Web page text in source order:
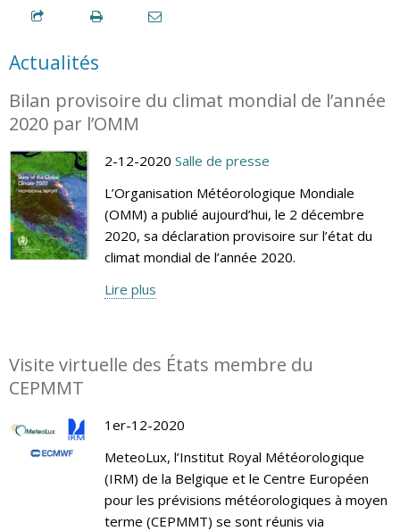
Actualités
Bilan provisoire du climat mondial de l’année
2020 par l’OMM
2-12-2020 Salle de presse
L’Organisation Météorologique Mondiale
(OMM) a publié aujourd’hui, le 2 décembre
2020, sa déclaration provisoire sur l’état du
climat mondial de l’année 2020.
Lire plus
Visite virtuelle des États membre du
CEPMMT
1er-12-2020
MeteoLux, l’Institut Royal Météorologique
(IRM) de la Belgique et le Centre Européen
pour les prévisions météorologiques à moyen
terme (CEPMMT) se sont réunis via